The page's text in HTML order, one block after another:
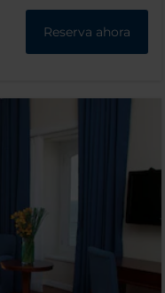
Reserva ahora